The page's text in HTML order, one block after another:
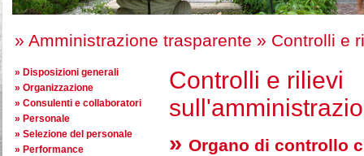
» Amministrazione trasparente » Controlli e
Disposizioni generali
Organizzazione
Consulenti e collaboratori
Personale
Selezione del personale
Performance
Controlli e rilievi
Organo di controllo